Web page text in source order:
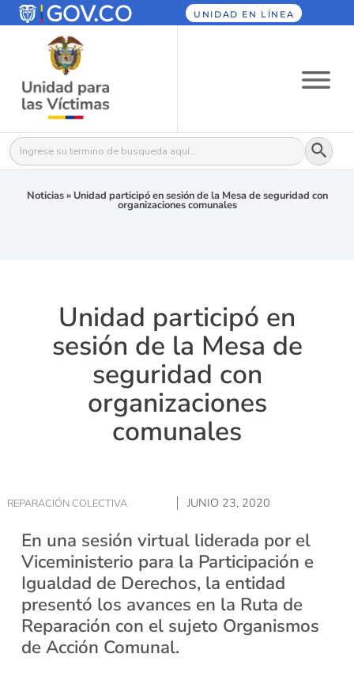
UNIDAD EN LÍNEA
Buscar: Botón
Noticias» Unidad participó en sesión de la Mesa de seguridad con
organizaciones comunales
Unidad participó en
sesión de la Mesa de
seguridad con
organizaciones
comunales
REPARACIÓN COLECTIVA JUNIO 23, 2020
En una sesión virtual liderada por el
Viceministerio para la Participación e
Igualdad de Derechos, la entidad
presentó los avances en la Ruta de
Reparación con el sujeto Organismos
de Acción Comunal.